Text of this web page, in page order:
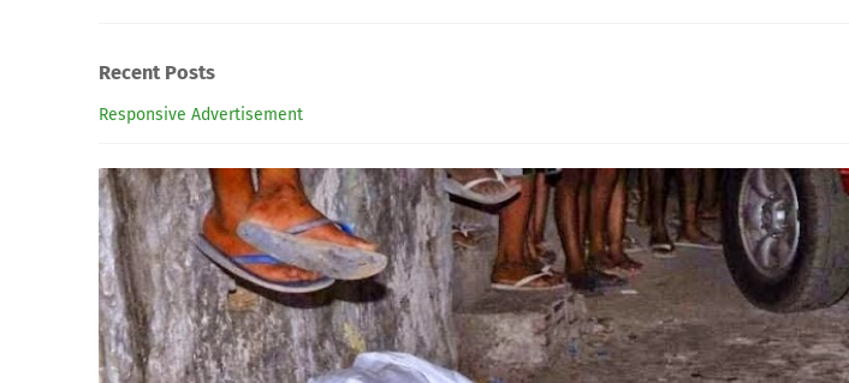
Recent Posts
Responsive Advertisement